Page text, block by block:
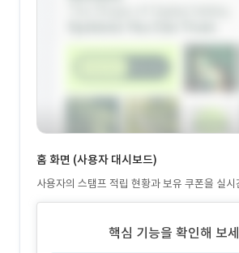
홈 화면 (사용자 대시보드)
사용자의 스탬프 적립 현황과 보유 쿠폰을 실시
관적 메인 화면을 제공합니다.
핵심 기능을 확인해 보